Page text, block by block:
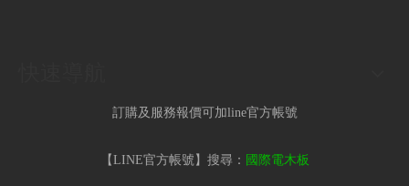
訂購及服務報價可加line官方帳號
【LINE官方帳號】搜尋： 國際電木板